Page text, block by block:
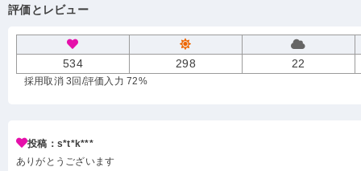
評価とレビュー
534 298 22
採用取消 3回 /評価入力 72%
投稿：s*t*k***
ありがとうございます